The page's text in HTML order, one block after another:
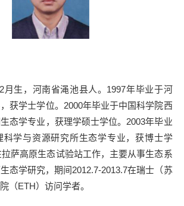
生，河南省渑池县人。1997年毕业于河
获学士学位。2000年毕业于中国科学院西
态学专业，获理学硕士学位。2003年毕业
科学与资源研究所生态学专业，获博士学
萨高原生态试验站工作，主要从事生态系
态学研究，期间2012.7-2013.7在瑞士（苏
（ETH）访问学者。